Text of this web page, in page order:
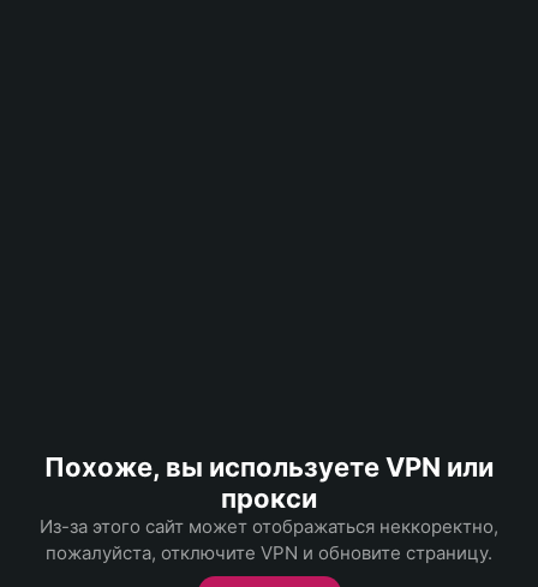
Похоже, вы используете VPN или
прокси
Из-за этого сайт может отображаться неккоректно,
пожалуйста, отключите VPN и обновите страницу.